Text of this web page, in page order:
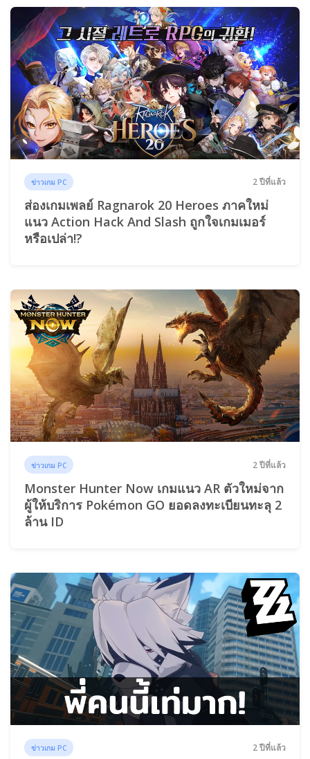
ข่าวเกม PC 2 ปีที่แล้ว
ส่องเกมเพลย์ Ragnarok 20 Heroes ภาคใหม่
แนว Action Hack And Slash ถูกใจเกมเมอร์
หรือเปล่า!?
ข่าวเกม PC 2 ปีที่แล้ว
Monster Hunter Now เกมแนว AR ตัวใหม่จาก
ผู้ให้บริการ Pokémon GO ยอดลงทะเบียนทะลุ 2
ล้าน ID
ข่าวเกม PC 2 ปีที่แล้ว